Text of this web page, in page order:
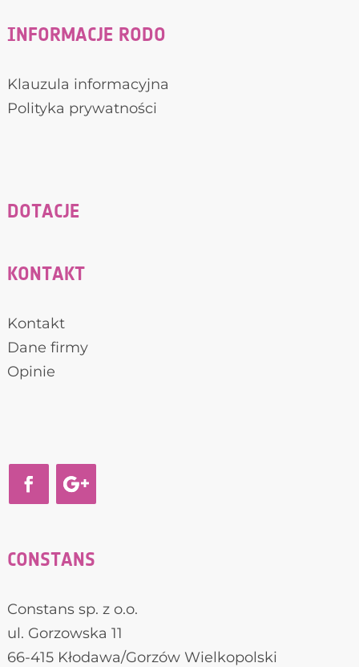
INFORMACJE RODO
Klauzula informacyjna
Polityka prywatności
DOTACJE
KONTAKT
Kontakt
Dane firmy
Opinie
CONSTANS
Constans sp. z o.o.
ul. Gorzowska 11
66-415 Kłodawa/Gorzów Wielkopolski